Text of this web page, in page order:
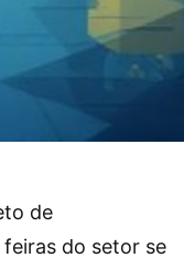
de
do setor se